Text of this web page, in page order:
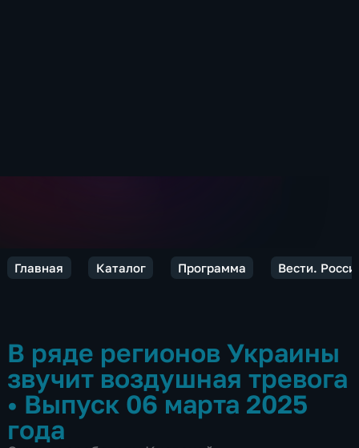
Главная Каталог Программа Вести.
В ряде регионов Украины
звучит воздушная тревога
• Выпуск 06 марта 2025
года